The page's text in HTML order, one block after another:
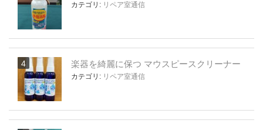
カテゴリ: リペア室通信
楽器を綺麗に保つ マウスピースクリーナー
カテゴリ: リペア室通信